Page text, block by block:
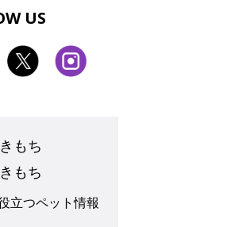
US
もち
もち
立つペット情報